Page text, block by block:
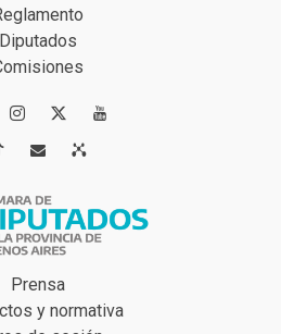
Diputados

 
Prensa
y normativa